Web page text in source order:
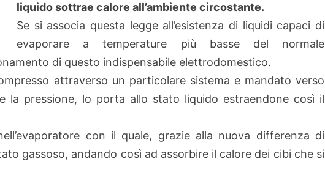
liquido sottrae calore all’ambiente circostante.
Se si associa questa legge all’esistenza di liquidi capaci di
evaporare a temperature più basse del normale
di questo indispensabile elettrodomestico.
attraverso un particolare sistema e mandato verso
la pressione, lo porta allo stato liquido estraendone così il
con il quale, grazie alla nuova differenza di
gassoso, andando così ad assorbire il calore dei cibi che si